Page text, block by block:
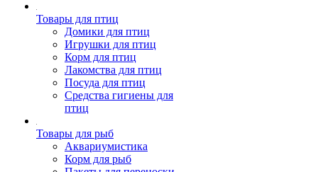
Товары для птиц
Домики для птиц
Игрушки для птиц
Корм для птиц
Лакомства для птиц
Посуда для птиц
Средства гигиены для
птиц
Товары для рыб
Аквариумистика
Корм для рыб